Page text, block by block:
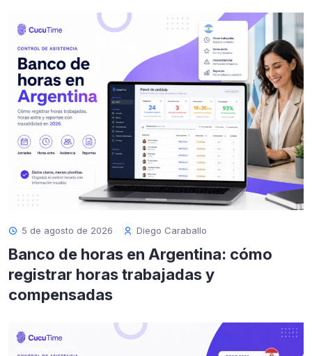
5 de agosto de 2026 Diego Caraballo
Banco de horas en Argentina: cómo
registrar horas trabajadas y
compensadas